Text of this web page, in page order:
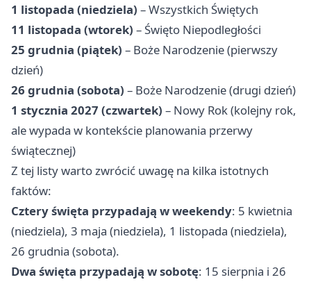
1 listopada (niedziela) – Wszystkich Świętych
11 listopada (wtorek) – Święto Niepodległości
25 grudnia (piątek) – Boże Narodzenie (pierwszy
dzień)
26 grudnia (sobota) – Boże Narodzenie (drugi dzień)
1 stycznia 2027 (czwartek) – Nowy Rok (kolejny rok,
ale wypada w kontekście planowania przerwy
świątecznej)
Z tej listy warto zwrócić uwagę na kilka istotnych
faktów:
Cztery święta przypadają w weekendy: 5 kwietnia
(niedziela), 3 maja (niedziela), 1 listopada (niedziela),
26 grudnia (sobota).
Dwa święta przypadają w sobotę: 15 sierpnia i 26